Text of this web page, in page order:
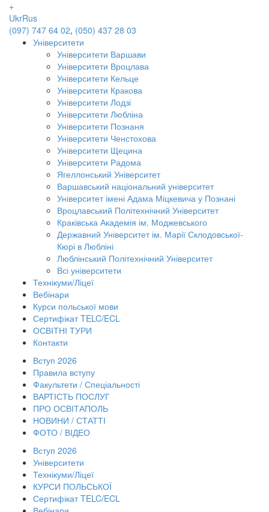
+
UkrRus
(097) 747 64 02, (050) 437 28 03
Університети
Університети Варшави
Університети Вроцлава
Університети Кельце
Університети Кракова
Університети Лодзі
Університети Любліна
Університети Познаня
Університети Ченстохова
Університети Щецина
Університети Радома
Ягеллонський Університет
Варшавський національний університет
Університет імені Адама Міцкевича у Познані
Вроцлавський Політехнічний Університет
Краківська Академія ім. Моджевського
Державний Університет ім. Марії Склодовської-
Кюрі в Любліні
Люблінський Політехнічний Університет
Всі університети
Технікуми/Ліцеї
Вебінари
Курси польської мови
Сертифікат TELC/ECL
ОСВІТНІ ТУРИ
Контакти
Вступ 2026
Правила вступу
Факультети / Спеціальності
ВАРТІСТЬ ПОСЛУГ
ПРО ОСВІТАПОЛЬ
НОВИНИ / СТАТТІ
ФОТО / ВІДЕО
Вступ 2026
Університети
Технікуми/Ліцеї
КУРСИ ПОЛЬСЬКОЇ
Сертифікат TELC/ECL